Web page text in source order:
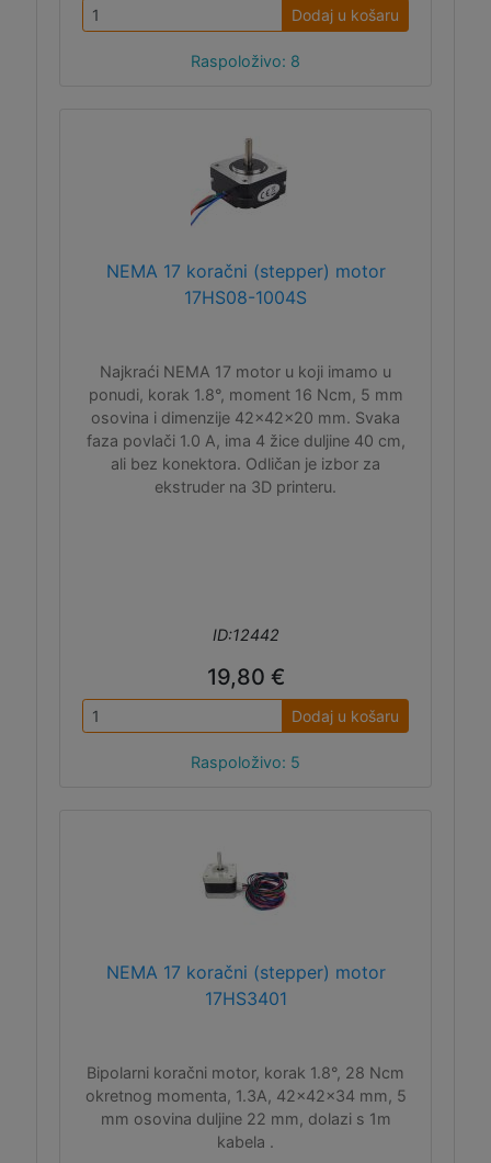
Dodaj u košaru
Raspoloživo: 8
NEMA 17 koračni (stepper) motor
17HS08-1004S
Najkraći NEMA 17 motor u koji imamo u
ponudi, korak 1.8°, moment 16 Ncm, 5 mm
osovina i dimenzije 42x42x20 mm. Svaka
faza povlači 1.0 A, ima 4 žice duljine 40 cm,
ali bez konektora. Odličan je izbor za
ekstruder na 3D printeru.
ID:12442
19,80 €
Dodaj u košaru
Raspoloživo: 5
NEMA 17 koračni (stepper) motor
17HS3401
Bipolarni koračni motor, korak 1.8°, 28 Ncm
okretnog momenta, 1.3A, 42x42x34 mm, 5
mm osovina duljine 22 mm, dolazi s 1m
kabela .